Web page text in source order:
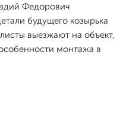
Федорович
будущего козырька
выезжают на объект,
монтажа в